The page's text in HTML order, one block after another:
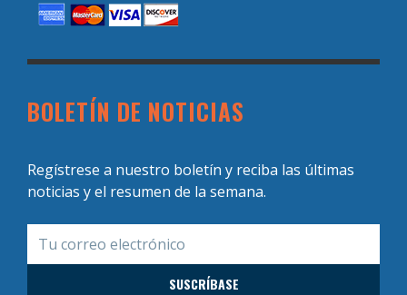
BOLETÍN DE NOTICIAS
Regístrese a nuestro boletín y reciba las últimas
noticias y el resumen de la semana.